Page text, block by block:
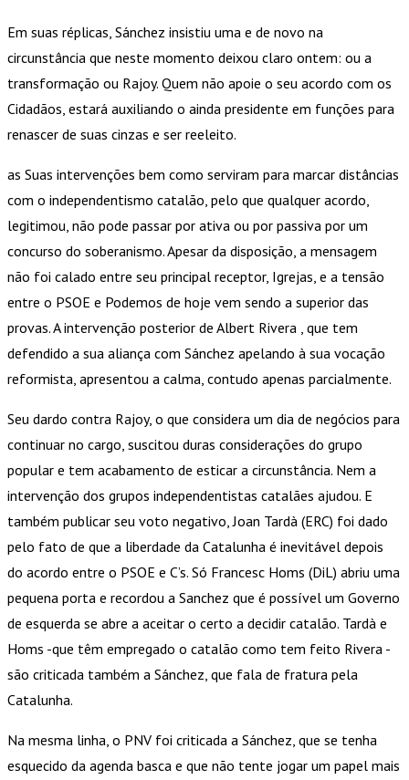
Em suas réplicas, Sánchez insistiu uma e de novo na
circunstância que neste momento deixou claro ontem: ou a
transformação ou Rajoy. Quem não apoie o seu acordo com os
Cidadãos, estará auxiliando o ainda presidente em funções para
renascer de suas cinzas e ser reeleito.
as Suas intervenções bem como serviram para marcar distâncias
com o independentismo catalão, pelo que qualquer acordo,
legitimou, não pode passar por ativa ou por passiva por um
concurso do soberanismo. Apesar da disposição, a mensagem
não foi calado entre seu principal receptor, Igrejas, e a tensão
entre o PSOE e Podemos de hoje vem sendo a superior das
provas. A intervenção posterior de Albert Rivera , que tem
defendido a sua aliança com Sánchez apelando à sua vocação
reformista, apresentou a calma, contudo apenas parcialmente.
Seu dardo contra Rajoy, o que considera um dia de negócios para
continuar no cargo, suscitou duras considerações do grupo
popular e tem acabamento de esticar a circunstância. Nem a
intervenção dos grupos independentistas catalães ajudou. E
também publicar seu voto negativo, Joan Tardà (ERC) foi dado
pelo fato de que a liberdade da Catalunha é inevitável depois
do acordo entre o PSOE e C’s. Só Francesc Homs (DiL) abriu uma
pequena porta e recordou a Sanchez que é possível um Governo
de esquerda se abre a aceitar o certo a decidir catalão. Tardà e
Homs -que têm empregado o catalão como tem feito Rivera -
são criticada também a Sánchez, que fala de fratura pela
Catalunha.
Na mesma linha, o PNV foi criticada a Sánchez, que se tenha
esquecido da agenda basca e que não tente jogar um papel mais